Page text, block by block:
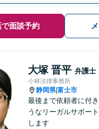
で面談予約
大塚 晋平 弁護士
小林法律事務所
静岡県|富士市
最後まで依頼者に付
うなリーガルサポー
します